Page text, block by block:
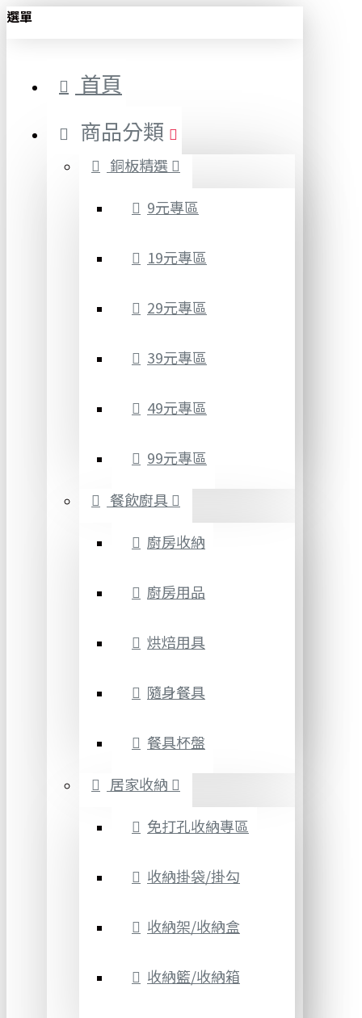
選單
首頁
商品分類
銅板精選
9元專區
19元專區
29元專區
39元專區
49元專區
99元專區
餐飲廚具
廚房收納
廚房用品
烘焙用具
隨身餐具
餐具杯盤
居家收納
免打孔收納專區
收納掛袋/掛勾
收納架/收納盒
收納籃/收納箱